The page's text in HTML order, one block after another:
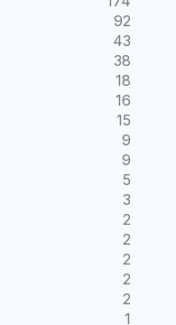
92
43
38
18
16
15
9
9
5
3
2
2
2
2
2
1